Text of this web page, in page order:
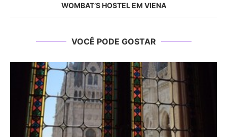
WOMBAT’S HOSTEL EM VIENA
VOCÊ PODE GOSTAR